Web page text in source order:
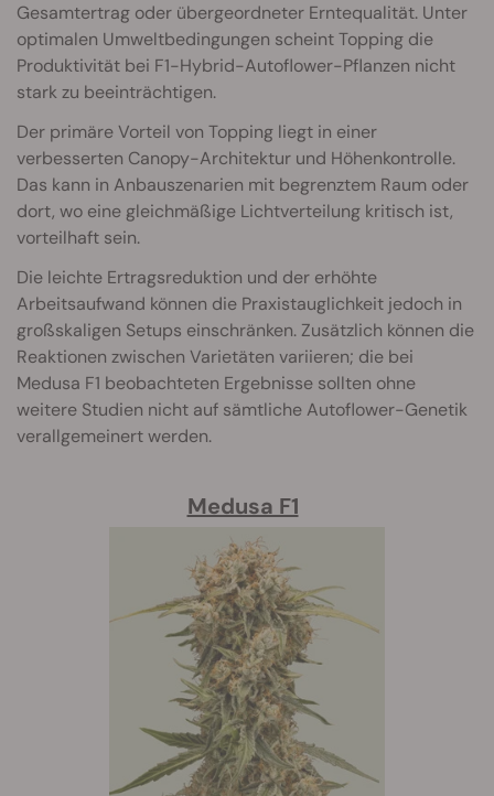
Gesamtertrag oder übergeordneter Erntequalität. Unter
optimalen Umweltbedingungen scheint Topping die
Produktivität bei F1-Hybrid-Autoflower-Pflanzen nicht
stark zu beeinträchtigen.
Der primäre Vorteil von Topping liegt in einer
verbesserten Canopy-Architektur und Höhenkontrolle.
Das kann in Anbauszenarien mit begrenztem Raum oder
dort, wo eine gleichmäßige Lichtverteilung kritisch ist,
vorteilhaft sein.
Die leichte Ertragsreduktion und der erhöhte
Arbeitsaufwand können die Praxistauglichkeit jedoch in
großskaligen Setups einschränken. Zusätzlich können die
Reaktionen zwischen Varietäten variieren; die bei
Medusa F1 beobachteten Ergebnisse sollten ohne
weitere Studien nicht auf sämtliche Autoflower-Genetik
verallgemeinert werden.
Medusa F1